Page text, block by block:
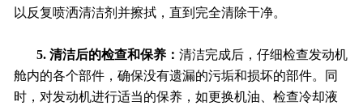
以反复喷洒清洁剂并擦拭，直到完全清除干净。
5. 清洁后的检查和保养： 清洁完成后，仔细检查发动机
舱内的各个部件，确保没有遗漏的污垢和损坏的部件。同
时，对发动机进行适当的保养，如更换机油、检查冷却液